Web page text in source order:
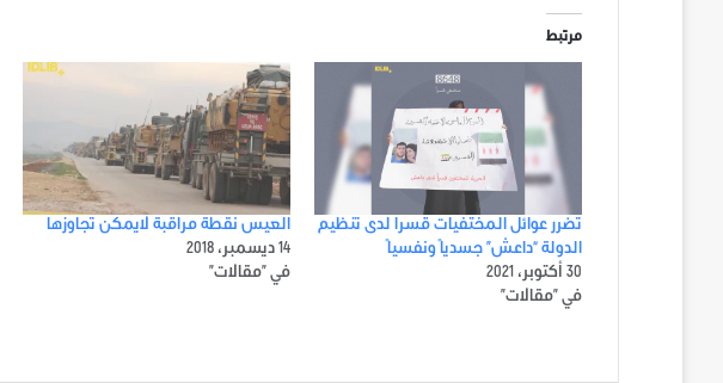
مرتبط
تضرر عوائل المختفيات قسرا لدى تنظيم
الدولة “داعش” جسدياً ونفسياً
30 أكتوبر، 2021
في "مقالات"
العيس نقطة مراقبة لايمكن تجاوزها
14 ديسمبر، 2018
في "مقالات"